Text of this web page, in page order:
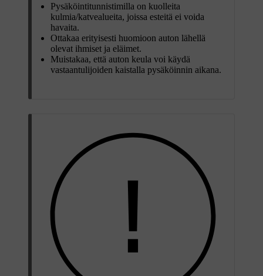
Pysäköintitunnistimilla on kuolleita
kulmia/katvealueita, joissa esteitä ei voida
havaita.
Ottakaa erityisesti huomioon auton lähellä
olevat ihmiset ja eläimet.
Muistakaa, että auton keula voi käydä
vastaantulijoiden kaistalla pysäköinnin aikana.